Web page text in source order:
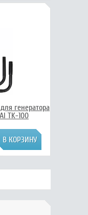
генератора
TK-100